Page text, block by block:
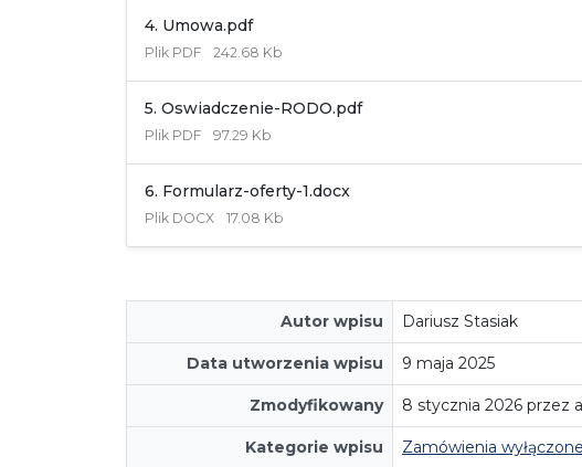
4. Umowa.pdf
Plik PDF 242.68 Kb
5. Oswiadczenie-RODO.pdf
Plik PDF 97.29 Kb
6. Formularz-oferty-1.docx
Plik DOCX 17.08 Kb
Autor wpisu Dariusz Stasiak
Data utworzenia wpisu 9 maja 2025
Zmodyfikowany 8 stycznia 2026 przez
Kategorie wpisu Zamówienia